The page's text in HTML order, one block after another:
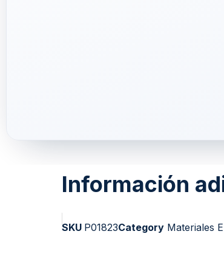
Información
SKU P01823Category Materiales